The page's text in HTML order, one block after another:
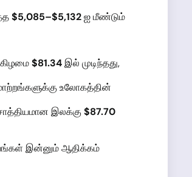
$5,085–$5,132ஐ மீண்டும்
$81.34இல் முடிந்தது,
உலோகத்தின்
இலக்கு$87.70
இன்னும் ஆதிக்கம்